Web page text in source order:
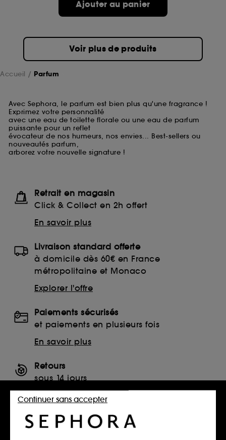
Ajouter au panier
Voir plus de produits
Accueil Parfum
Avec Sephora, le parfum est bien plus qu'une fragrance !
Exprimez votre personnalité
avec une eau de toilette florale ou une eau de parfum
puissante pour un reflet
évocateur de nos humeurs, nos envies... Best-sellers ou
nouveautés parfum,
arborez votre nouvelle signature !
Retrait en magasin
Click & Collect en 2h offert
En savoir plus
Livraison standard offerte
à domicile dès 60€ en France
métropolitaine et Monaco
Explorer l'offre
Paiements sécurisés
et paiements en plusieurs fois
En savoir plus
Retours
sous 14 jours
Retourner mon article
SERVICES, CONTACT ET CONDITIONS DES OFFRES
Continuer sans accepter